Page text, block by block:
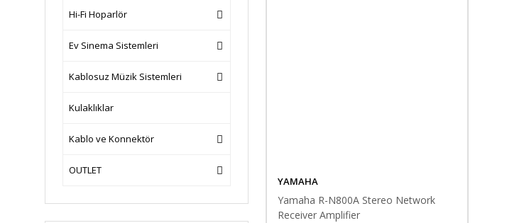
Hi-Fi Hoparlör
Ev Sinema Sistemleri
Kablosuz Müzik Sistemleri
Kulaklıklar
Kablo ve Konnektör
OUTLET
YAMAHA
Yamaha R-N800A Stereo Network
Receiver Amplifier